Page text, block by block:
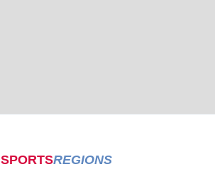
SPORTSREGIONS